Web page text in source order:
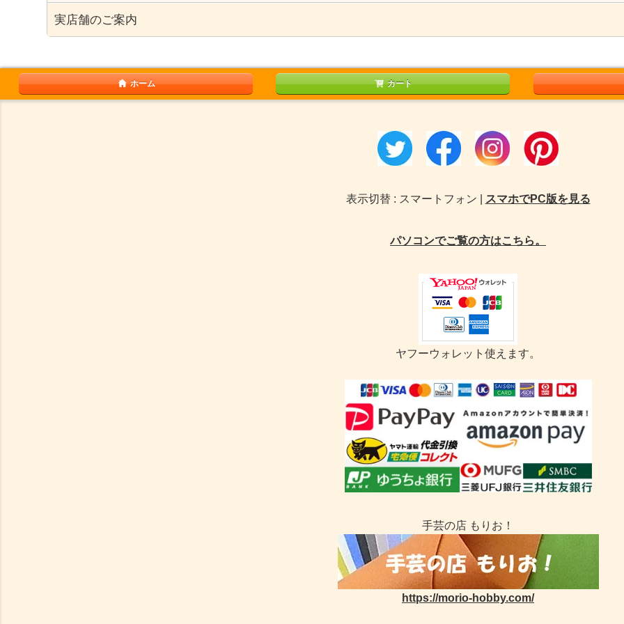
実店舗のご案内
ホーム カート
表示切替 : スマートフォン | スマホでPC版を見る
パソコンでご覧の方はこちら。
ヤフーウォレット使えます。
手芸の店 もりお！
https://morio-hobby.com/